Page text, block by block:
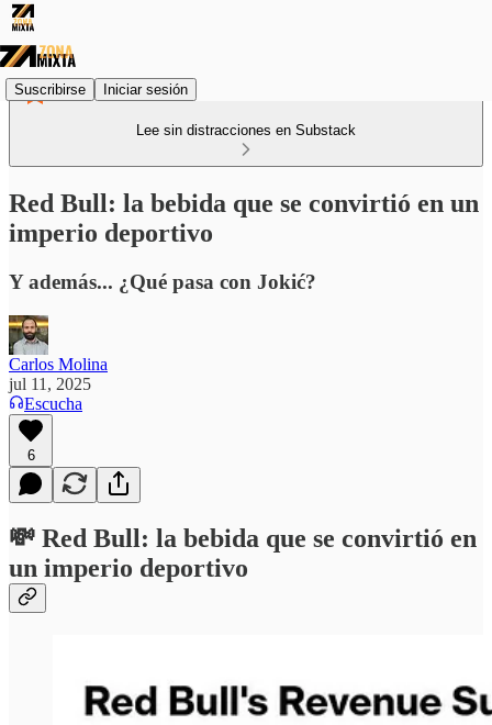
Suscribirse Iniciar sesión
Lee sin distracciones en Substack
Red Bull: la bebida que se convirtió en un
imperio deportivo
Y además... ¿Qué pasa con Jokić?
Carlos Molina
jul 11, 2025
Escucha
6
💸 Red Bull: la bebida que se convirtió en
un imperio deportivo